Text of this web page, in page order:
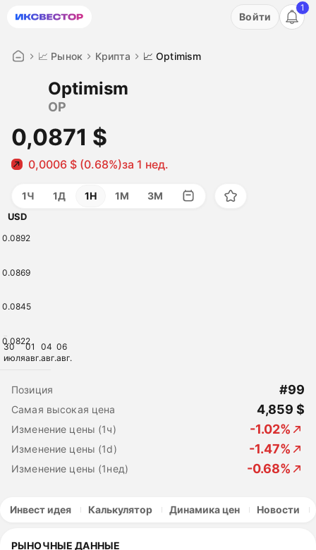
Акция: бесплатный пробный период на 3 дня!
Войти
1
📈 Рынок Крипта 📈 Optimism
Optimism
OP
0,0871 $
0,0006 $ (0.68%)за 1 нед.
1Ч 1Д 1Н 1М 3М
30
июля
01
авг.
04
авг.
06
авг.
USD
0.0892
0.0869
0.0845
0.0822
Позиция #99
Самая высокая цена 4,859 $
Изменение цены (1ч) -1.02%
Изменение цены (1d) -1.47%
Изменение цены (1нед) -0.68%
Инвест идея Калькулятор Динамика цен Новости
РЫНОЧНЫЕ ДАННЫЕ